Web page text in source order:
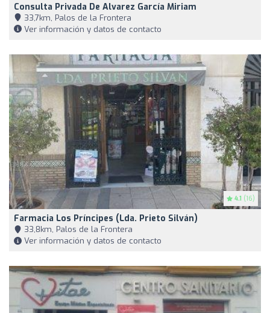
Consulta Privada De Alvarez García Miriam
33,7km, Palos de la Frontera
Ver información y datos de contacto
4.1 (16)
Farmacia Los Príncipes (Lda. Prieto Silván)
33,8km, Palos de la Frontera
Ver información y datos de contacto